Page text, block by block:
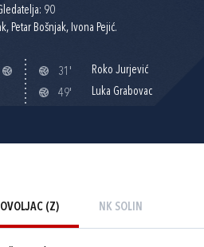
90
Petar Bošnjak, Ivona Pejić.
31'
Roko Jurjević
49'
Luka Grabovac
(Z) NK SOLIN